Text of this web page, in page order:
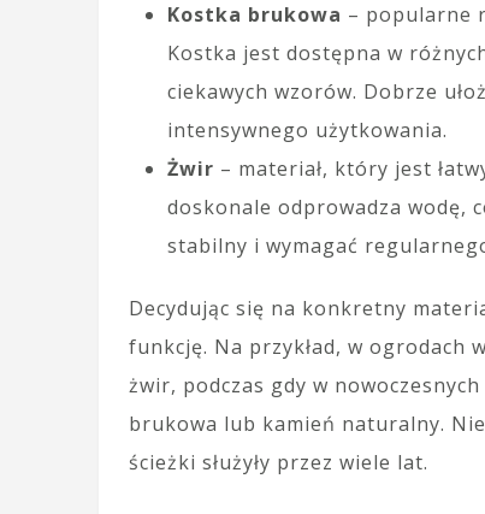
Kostka brukowa – popularne
Kostka jest dostępna w
ciekawych wzorów. Dobrze
intensywnego użytkowania.
Żwir – materiał, który jest
doskonale odprowadza wodę,
stabilny i wymagać
Decydując się na konkretny
funkcję. Na przykład, w ogrodach
żwir, podczas gdy w
brukowa lub kamień naturalny.
ścieżki służyły przez wiele lat.